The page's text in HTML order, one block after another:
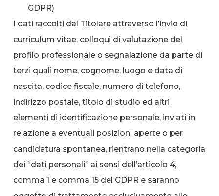
GDPR)
I dati raccolti dal Titolare attraverso l’invio di
curriculum vitae, colloqui di valutazione del
profilo professionale o segnalazione da parte di
terzi quali nome, cognome, luogo e data di
nascita, codice fiscale, numero di telefono,
indirizzo postale, titolo di studio ed altri
elementi di identificazione personale, inviati in
relazione a eventuali posizioni aperte o per
candidatura spontanea, rientrano nella categoria
dei “dati personali” ai sensi dell’articolo 4,
comma 1 e comma 15 del GDPR e saranno